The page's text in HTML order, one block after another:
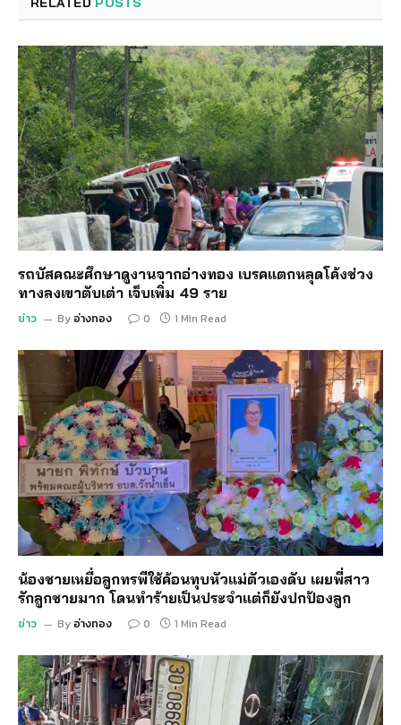
รถบัสคณะศึกษาดูงานจากอ่างทอง เบรคแตกหลุดโค้งช่วง
ทางลงเขาตับเต่า เจ็บเพิ่ม 49 ราย
ข่าว By อ่างทอง 0 1 Min Read
น้องชายเหยื่อลูกทรพีใช้ค้อนทุบหัวแม่ตัวเองดับ เผยพี่สาว
รักลูกชายมาก โดนทำร้ายเป็นประจำแต่ก็ยังปกป้องลูก
ข่าว By อ่างทอง 0 1 Min Read